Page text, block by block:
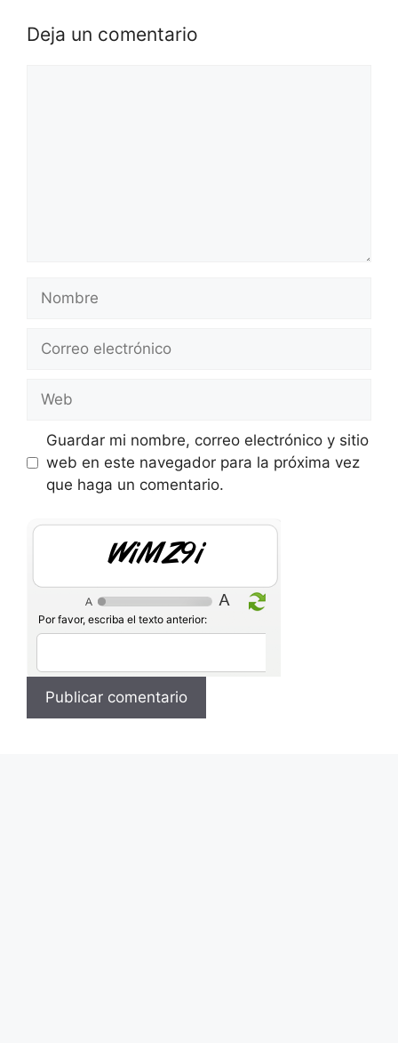
Deja un comentario
electrónico
Guardar mi nombre, correo electrónico y sitio
web en este navegador para la próxima vez
que haga un comentario.
EYLXJY
Por favor, escriba el texto anterior: